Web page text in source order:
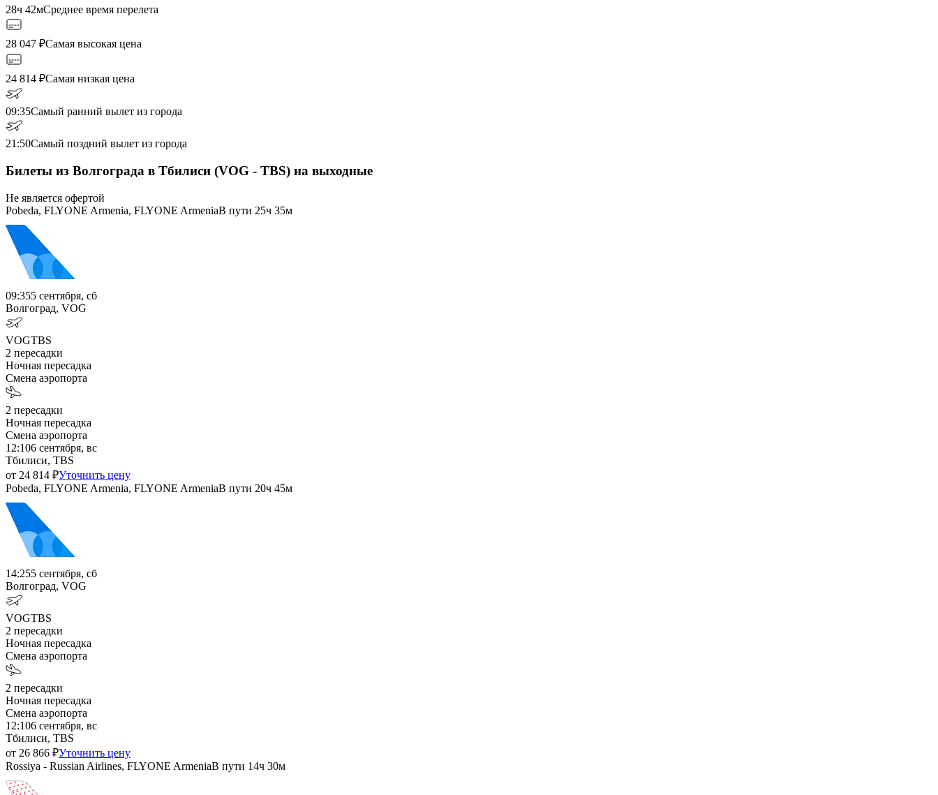
28ч 42мСреднее время перелета
28 047 ₽Самая высокая цена
24 814 ₽Самая низкая цена
09:35Самый ранний вылет из города
21:50Самый поздний вылет из города
Билеты из Волгограда в Тбилиси (VOG - TBS) на выходные
Не является офертой
Pobeda, FLYONE Armenia, FLYONE ArmeniaВ пути 25ч 35м
09:355 сентября, сб
Волгоград, VOG
VOGTBS
2 пересадки
Ночная пересадка
Смена аэропорта
2 пересадки
Ночная пересадка
Смена аэропорта
12:106 сентября, вс
Тбилиси, TBS
от 24 814 ₽Уточнить цену
Pobeda, FLYONE Armenia, FLYONE ArmeniaВ пути 20ч 45м
14:255 сентября, сб
Волгоград, VOG
VOGTBS
2 пересадки
Ночная пересадка
Смена аэропорта
2 пересадки
Ночная пересадка
Смена аэропорта
12:106 сентября, вс
Тбилиси, TBS
от 26 866 ₽Уточнить цену
Rossiya - Russian Airlines, FLYONE ArmeniaВ пути 14ч 30м